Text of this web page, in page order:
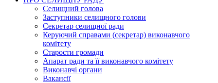
Селищний голова
Заступники селищного голови
Секретар селищної ради
Керуючий справами (секретар) виконавчого
комітету
Старости громади
Апарат ради та її виконавчого комітету
Виконавчі органи
Вакансії